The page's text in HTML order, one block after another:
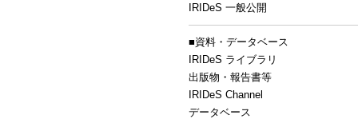
IRIDeS 一般公開
資料・データベース
IRIDeS ライブラリ
出版物・報告書等
IRIDeS Channel
データベース